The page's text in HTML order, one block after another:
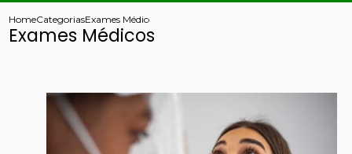
HomeCategoriasExames Médicos
Exames Médicos